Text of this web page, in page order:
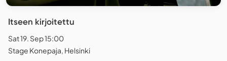
Itseen kirjoitettu
Sat 19. Sep 15:00
Stage Konepaja, Helsinki